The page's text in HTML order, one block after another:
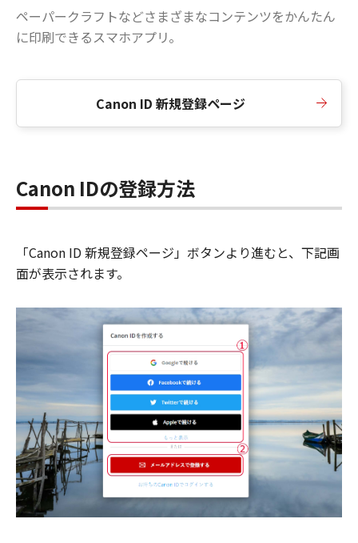
ペーパークラフトなどさまざまなコンテンツをかんたん
に印刷できるスマホアプリ。
Canon ID 新規登録ページ
Canon IDの登録方法
「Canon ID 新規登録ページ」ボタンより進むと、下記画
面が表示されます。